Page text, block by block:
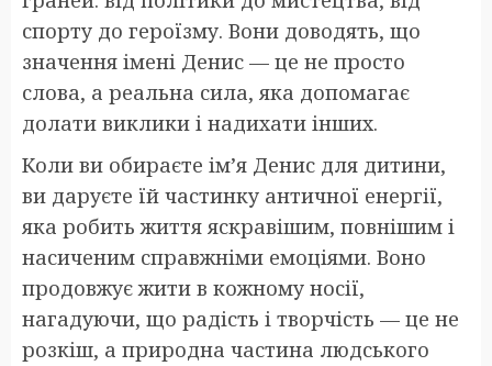
спорту до героїзму. Вони доводять, що
значення імені Денис — це не просто
слова, а реальна сила, яка допомагає
долати виклики і надихати інших.
Коли ви обираєте ім’я Денис для дитини,
ви даруєте їй частинку античної енергії,
яка робить життя яскравішим, повнішим і
насиченим справжніми емоціями. Воно
продовжує жити в кожному носії,
нагадуючи, що радість і творчість — це не
розкіш, а природна частина людського